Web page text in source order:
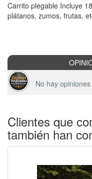
Carrito plegable Incluye
plátanos, zumos, frutas,
No hay
Clientes que
también han